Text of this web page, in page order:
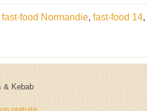
fast-food Normandie, fast-food 14,
& Kebab